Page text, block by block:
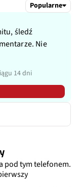
Popularne
śledź
Nie
14 dni
pod tym telefonem.